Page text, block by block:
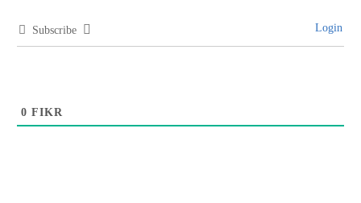
Subscribe Login
0 FIKR